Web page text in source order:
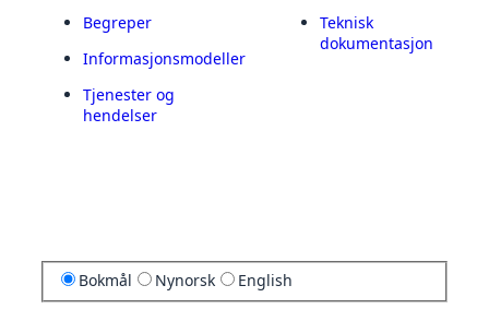
Begreper
Informasjonsmodeller
Tjenester og
hendelser
Teknisk
dokumentasjon
Bokmål Nynorsk English